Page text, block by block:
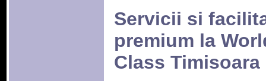
Servicii si
premium la
Class Timisoara